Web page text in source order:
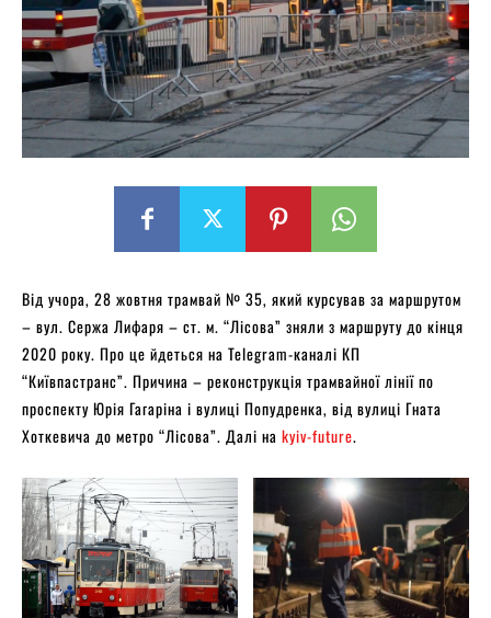
Від учора, 28 жовтня трамвай № 35, який курсував за маршрутом
– вул. Сержа Лифаря – ст. м. “Лісова” зняли з маршруту до кінця
2020 року. Про це йдеться на Telegram-каналі КП
“Київпастранс”. Причина – реконструкція трамвайної лінії по
проспекту Юрія Гагаріна і вулиці Попудренка, від вулиці Гната
Хоткевича до метро “Лісова”. Далі на kyiv-future.